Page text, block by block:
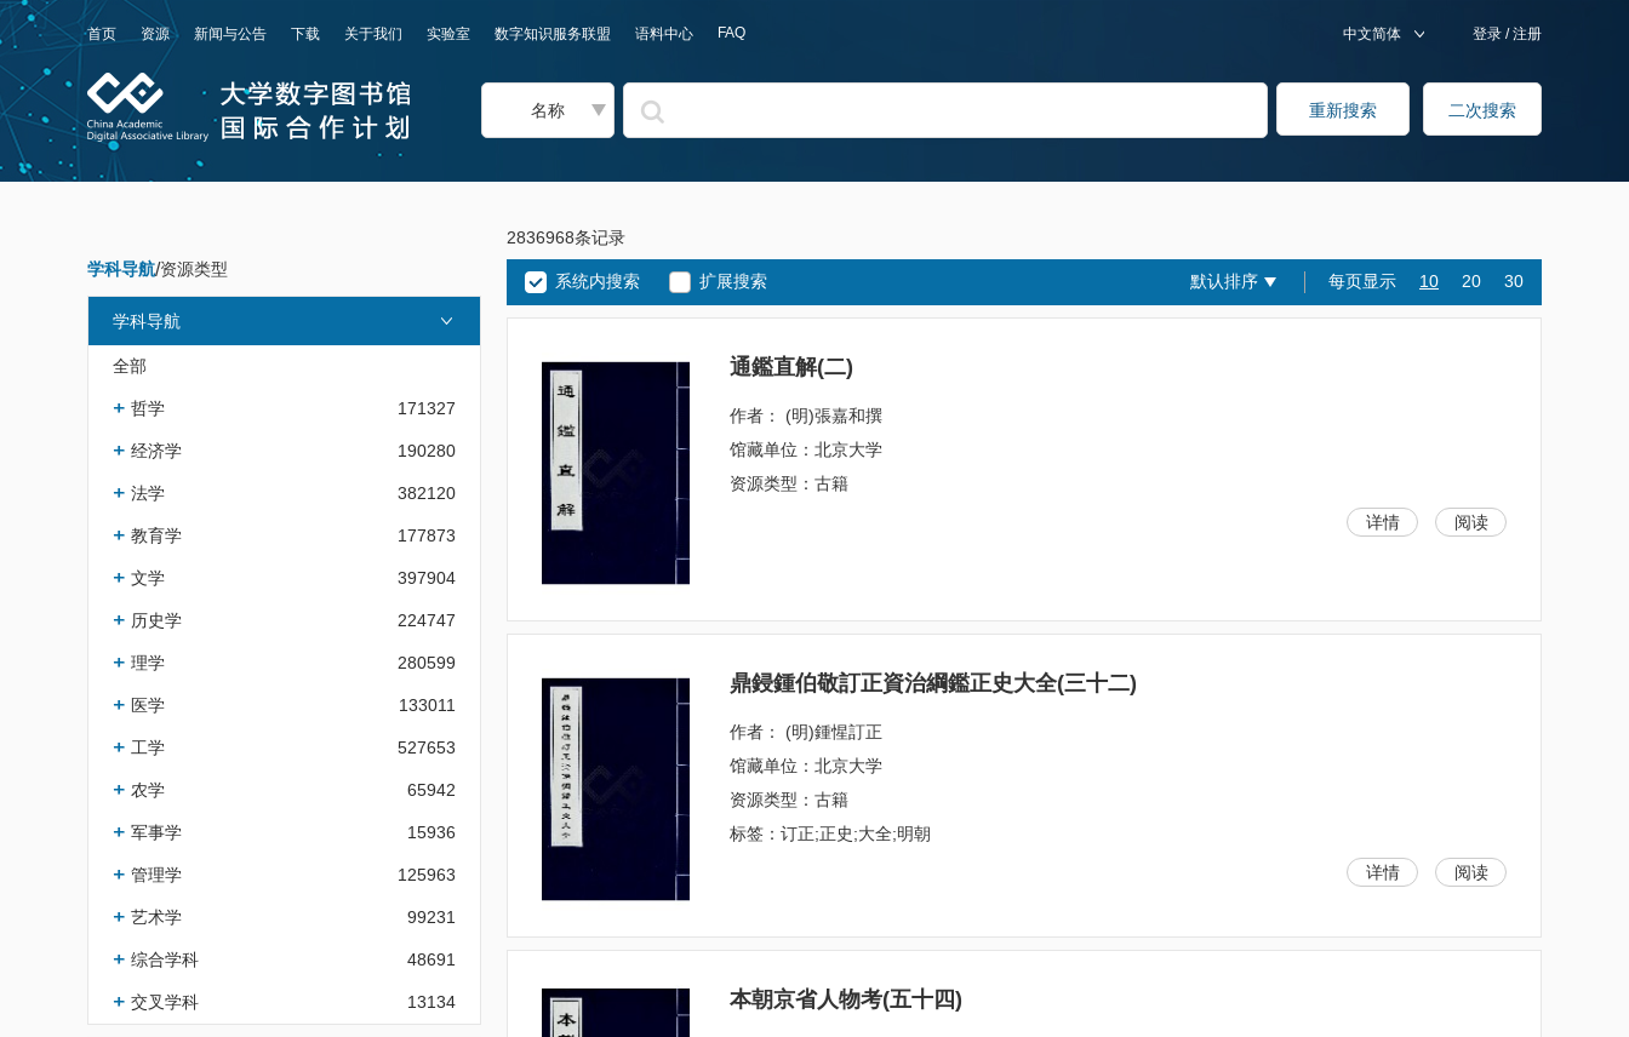
首页 资源 新闻与公告 下载 关于我们 实验室 数字知识服务联盟 语料中心 FAQ 登录 /注册
中文简体
名称
学科导航/资源类型
学科导航
全部
哲学 171327
经济学 190280
法学 382120
教育学 177873
文学 397904
历史学 224747
理学 280599
医学 133011
工学 527653
农学 65942
军事学 15936
管理学 125963
艺术学 99231
综合学科 48691
交叉学科 13134
2836968条记录
系统内搜索 扩展搜索 默认排序 每页显示 10 20 30
通鑑直解(二)
作者： (明)張嘉和撰
馆藏单位：北京大学
资源类型：古籍
详情
阅读
鼎鋟鍾伯敬訂正資治綱鑑正史大全(三十二)
作者： (明)鍾惺訂正
馆藏单位：北京大学
资源类型：古籍
标签：订正;正史;大全;明朝
详情
阅读
本朝京省人物考(五十四)